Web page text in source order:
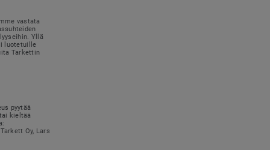
vastata
Yllä
luotetuille
Tarkettin
pyytää
kieltää
Oy, Lars